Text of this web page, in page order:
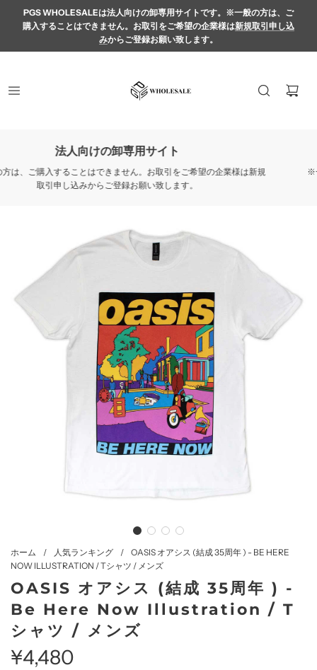
PGS WHOLESALEは法人向けの卸専用サイトです。※一般の方は、ご
購入することはできません。お取引をご希望の企業様は新規取引申し込
みからご登録お願い致します。
をご希望の企業様は新規
※一般の方は、ご購入することはできませ
ホーム / 人気ランキング /
OASIS オアシス (結成 35周年 ) - BE HERE
NOW ILLUSTRATION / Tシャツ / メンズ
OASIS オアシス (結成 35周年 ) -
Be Here Now Illustration / T
シャツ / メンズ
¥4,480